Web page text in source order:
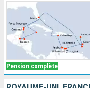
Pension complète